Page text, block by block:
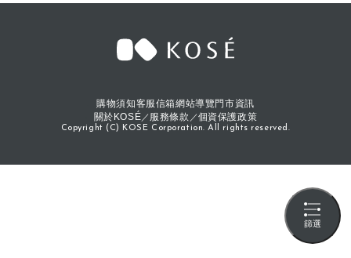
篩選
購物須知客服信箱網站導覽門市資訊
關於KOSÉ
服務條款 個資保護政策
Copyright (C) KOSE Corporation. All rights reserved.